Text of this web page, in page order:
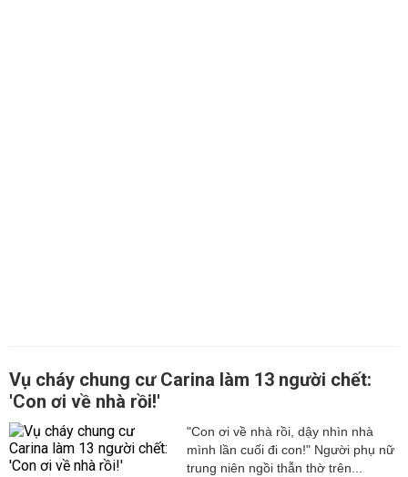
Vụ cháy chung cư Carina làm 13 người chết:
'Con ơi về nhà rồi!'
"Con ơi về nhà rồi, dậy nhìn nhà
mình lần cuối đi con!" Người phụ nữ
trung niên ngồi thẫn thờ trên...